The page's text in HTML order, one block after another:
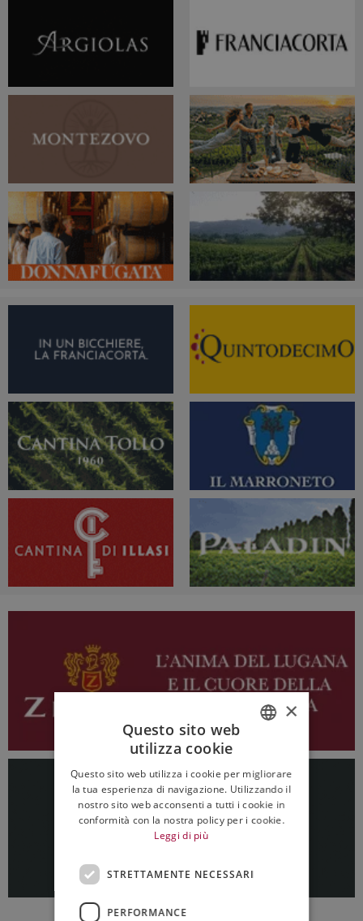
ENGLISH
×
Questo sito web
utilizza cookie
Questo sito web utilizza i cookie per migliorare
la tua esperienza di navigazione. Utilizzando il
nostro sito web acconsenti a tutti i cookie in
conformità con la nostra policy per i cookie.
Leggi di più
STRETTAMENTE NECESSARI
PERFORMANCE